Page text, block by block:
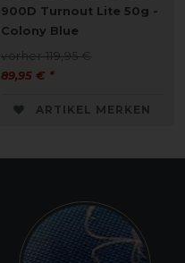
900D Turnout Lite 50g -
Colony Blue
vorher 119,95 €
89,95 € *
ARTIKEL MERKEN